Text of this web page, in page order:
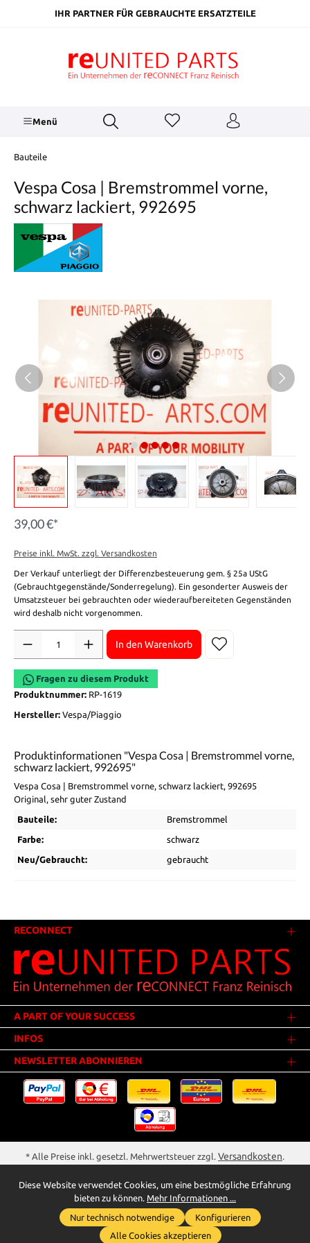
springenIHR PARTNER FÜR GEBRAUCHTE ERSATZTEILE
Menü
Bauteile
Vespa Cosa | Bremstrommel vorne,
schwarz lackiert, 992695
39,00 €*
Preise inkl. MwSt. zzgl. Versandkosten
Der Verkauf unterliegt der Differenzbesteuerung gem. § 25a UStG
(Gebrauchtgegenstände/Sonderregelung). Ein gesonderter Ausweis der
Umsatzsteuer bei gebrauchten oder wiederaufbereiteten Gegenständen
wird deshalb nicht vorgenommen.
In den Warenkorb
Fragen zu diesem Produkt
Produktnummer: RP-1619
Hersteller: Vespa/Piaggio
Produktinformationen "Vespa Cosa | Bremstrommel vorne,
schwarz lackiert, 992695"
Vespa Cosa | Bremstrommel vorne, schwarz lackiert, 992695
Original, sehr guter Zustand
Bauteile: Bremstrommel
Farbe: schwarz
Neu/Gebraucht: gebraucht
RECONNECT
A PART OF YOUR SUCCESS
INFOS
NEWSLETTER ABONNIEREN
* Alle Preise inkl. gesetzl. Mehrwertsteuer zzgl. Versandkosten.
** Der Verkauf unterliegt der Differenzbesteuerung gem. § 25a UStG
(Gebrauchtgegenstände/Sonderregelung). Ein gesonderter Ausweis der
Umsatzsteuer bei gebrauchten oder wiederaufbereiteten Gegenständen
wird deshalb nicht vorgenommen.Whatsapp für Anfragen
Diese Website verwendet Cookies, um eine bestmögliche Erfahrung
bieten zu können. Mehr Informationen ...
Nur technisch notwendige
Konfigurieren
Alle Cookies akzeptieren